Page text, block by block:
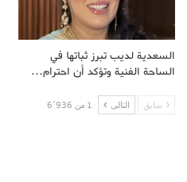
السعدية لديب تبرز ثباتها في
الساحة الفنية وتؤكد أن احترام…
سابق التالى 1 من 6٬936